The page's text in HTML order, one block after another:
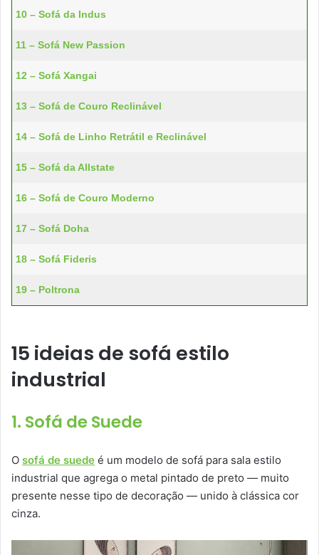
10 – Sofá da Indus
11 – Sofá New Passion
12 – Sofá Xangai
13 – Sofá de Couro Reclinável
14 – Sofá de Linho Retrátil e Reclinável
15 – Sofá da Allstate
16 – Sofá de Couro Moderno
17 – Sofá Doha
18 – Sofá Fideris
19 – Poltrona
15 ideias de sofá estilo
industrial
1. Sofá de Suede
O sofá de suede é um modelo de sofá para sala estilo
industrial que agrega o metal pintado de preto — muito
presente nesse tipo de decoração — unido à clássica cor
cinza.